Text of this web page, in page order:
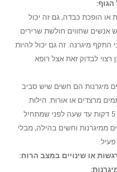
או הופכת כבדה, גם זה יכול
אנשים שחווים חולשת שרירים
התקף מיגרנה. זה גם יכול להיות
רצוי לבדוק זאת אצל רופא.
מיגרנות הם חשים שיש סביב
מרצדים או אורות. הילות
בדרך כלל מופיעות בין 5 דקות עד שעה לפני שמתחיל
ממיגרנות וחשים בהילה, מבלי
או שינויים במצב הרוח: